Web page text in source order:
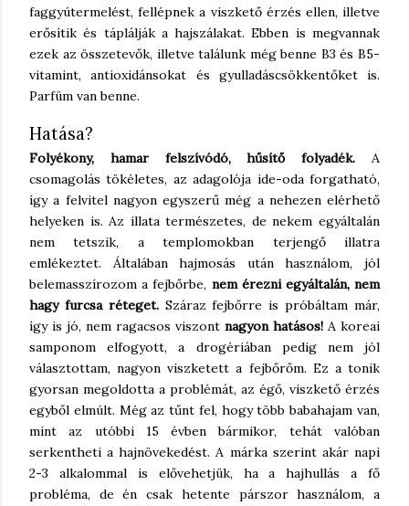
faggyútermelést, fellépnek a viszkető érzés ellen, illetve
erősítik és táplálják a hajszálakat. Ebben is megvannak
ezek az összetevők, illetve találunk még benne B3 és B5-
vitamint, antioxidánsokat és gyulladáscsökkentőket is.
Parfüm van benne.
Hatása?
Folyékony, hamar felszívódó, hűsítő folyadék. A
csomagolás tökéletes, az adagolója ide-oda forgatható,
így a felvitel nagyon egyszerű még a nehezen elérhető
helyeken is. Az illata természetes, de nekem egyáltalán
nem tetszik, a templomokban terjengő illatra
emlékeztet. Általában hajmosás után használom, jól
belemasszírozom a fejbőrbe, nem érezni egyáltalán, nem
hagy furcsa réteget.Száraz fejbőrre is próbáltam már,
így is jó, nem ragacsos viszont nagyon hatásos! A koreai
samponom elfogyott, a drogériában pedig nem jól
választottam, nagyon viszketett a fejbőrőm. Ez a tonik
gyorsan megoldotta a problémát, az égő, viszkető érzés
egyből elmúlt. Még az tűnt fel, hogy több babahajam van,
mint az utóbbi 15 évben bármikor, tehát valóban
serkentheti a hajnövekedést. A márka szerint akár napi
2-3 alkalommal is elővehetjük, ha a hajhullás a fő
probléma, de én csak hetente párszor használom, a